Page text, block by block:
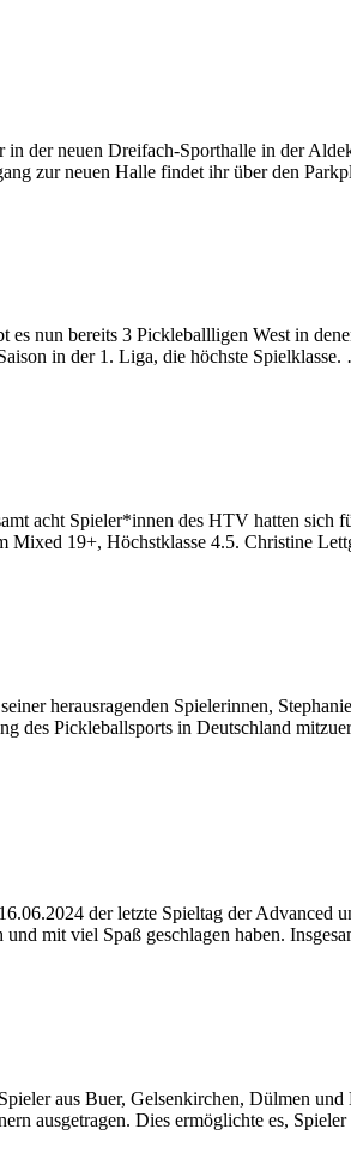
der neuen Dreifach-Sporthalle in der
zur neuen Halle findet ihr über den
nun bereits 3 Pickleballligen West in
in der 1. Liga, die höchste
acht Spieler*innen des HTV hatten sich
19+, Höchstklasse 4.5. Christine
herausragenden Spielerinnen,
des Pickleballsports in Deutschland
der letzte Spieltag der Advanced
mit viel Spaß geschlagen haben.
aus Buer, Gelsenkirchen, Dülmen
ausgetragen. Dies ermöglichte es,